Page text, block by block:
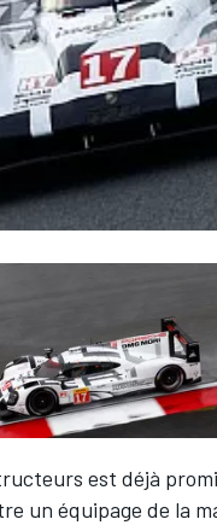
est déjà
un équipage de la